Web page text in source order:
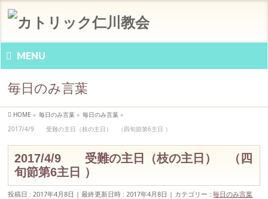
MENU
毎日のみ言葉
HOME » 毎日のみ言葉 » 毎日のみ言葉 »
2017/4/9 受難の主日（枝の主日） （四旬節第6主日 ）
2017/4/9 受難の主日（枝の主日） （四
旬節第6主日 ）
投稿日 : 2017年4月8日 最終更新日時 : 2017年4月8日 カテゴリー :毎日のみ言葉